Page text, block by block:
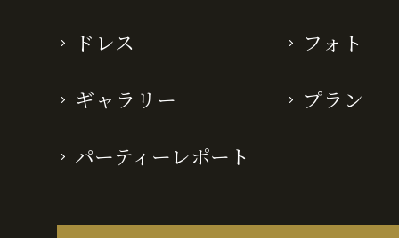
ドレス フォト
ギャラリー プラン
パーティーレポート